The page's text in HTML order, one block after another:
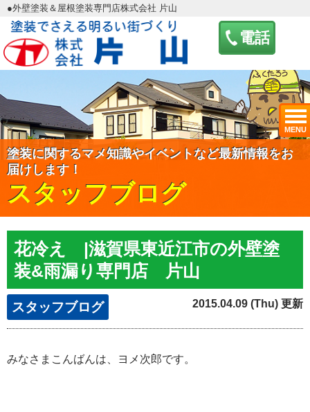
電話
MENU
●外壁塗装＆屋根塗装専門店株式会社 片山
塗装に関するマメ知識やイベントなど最新情報をお
届けします！
スタッフブログ
花冷え |滋賀県東近江市の外壁塗
装&雨漏り専門店 片山
スタッフブログ 2015.04.09 (Thu) 更新
みなさまこんばんは、ヨメ次郎です。